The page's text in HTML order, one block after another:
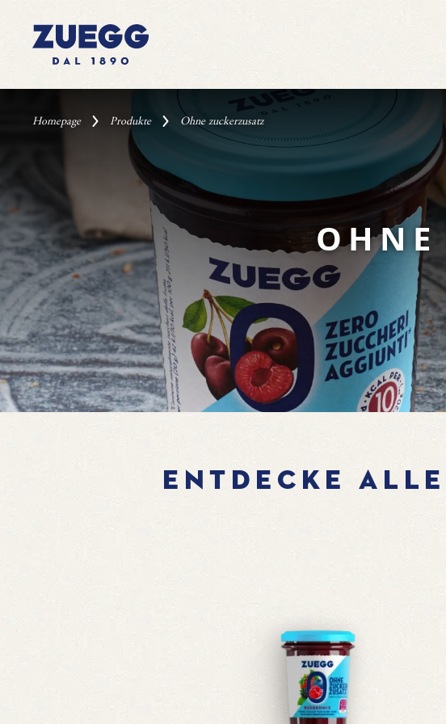
Homepage Produkte Ohne zuckerzusatz
OHNE
ENTDECKE